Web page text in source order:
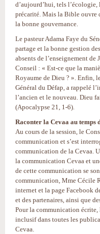
d’aujourd’hui, tels
précarité. Mais la Bible ouvre
la bonne gouvernance.
Le pasteur Adama Faye du
partage et la bonne gestion
absents de l’enseignement
Conseil : « Est-ce que la
Royaume de Dieu ? ». Enfin,
Général du Défap, a rappelé
l’ancien et le nouveau. Dieu
(Apocalypse 21, 1-6).
Raconter la Cevaa au temps
Au cours de la session, le
communication et s’est
communication de la Cevaa.
la communication Cevaa et
de cette communication se
communication, Mme Cécile
internet et la page Facebook
et des partenaires, ainsi que
Pour la communication écrite,
inclusif dans toutes les
Cevaa.